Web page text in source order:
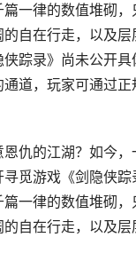
一律的数值堆砌
自在行走，以及
踪录》尚未公开具
道，玩家可通过
仇的江湖？如今
觅游戏《剑隐侠
一律的数值堆砌
自在行走，以及